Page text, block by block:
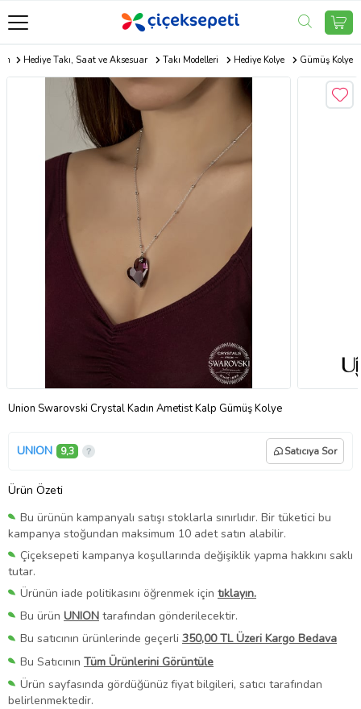
Hediye Takı, Saat ve Aksesuar Takı Modelleri Hediye Kolye Gümüş Kolye
Union Swarovski Crystal Kadın Ametist Kalp Gümüş Kolye
UNION 9,3 Satıcıya Sor
Ürün Özeti
Bu ürünün kampanyalı satışı stoklarla sınırlıdır. Bir tüketici bu
kampanya stoğundan maksimum 10 adet satın alabilir.
Çiçeksepeti kampanya koşullarında değişiklik yapma hakkını saklı
tutar.
Ürünün iade politikasını öğrenmek için tıklayın.
Bu ürün UNION tarafından gönderilecektir.
Bu satıcının ürünlerinde geçerli 350,00 TL Üzeri Kargo Bedava
Bu Satıcının Tüm Ürünlerini Görüntüle
Ürün sayfasında gördüğünüz fiyat bilgileri, satıcı tarafından
belirlenmektedir.